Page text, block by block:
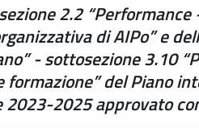
2.2
di AIPo” e
- sottosezione 3.10
formazione” del Piano
2023-2025 approvato